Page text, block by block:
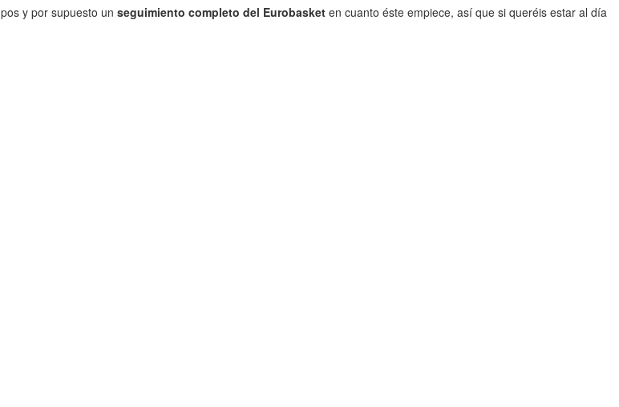
y por supuesto un seguimiento completo del Eurobasket en cuanto éste empiece, así que si queréis estar al día